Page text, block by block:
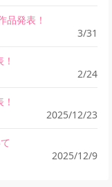
品発表！
3/31
2/24
2025/12/23
2025/12/9